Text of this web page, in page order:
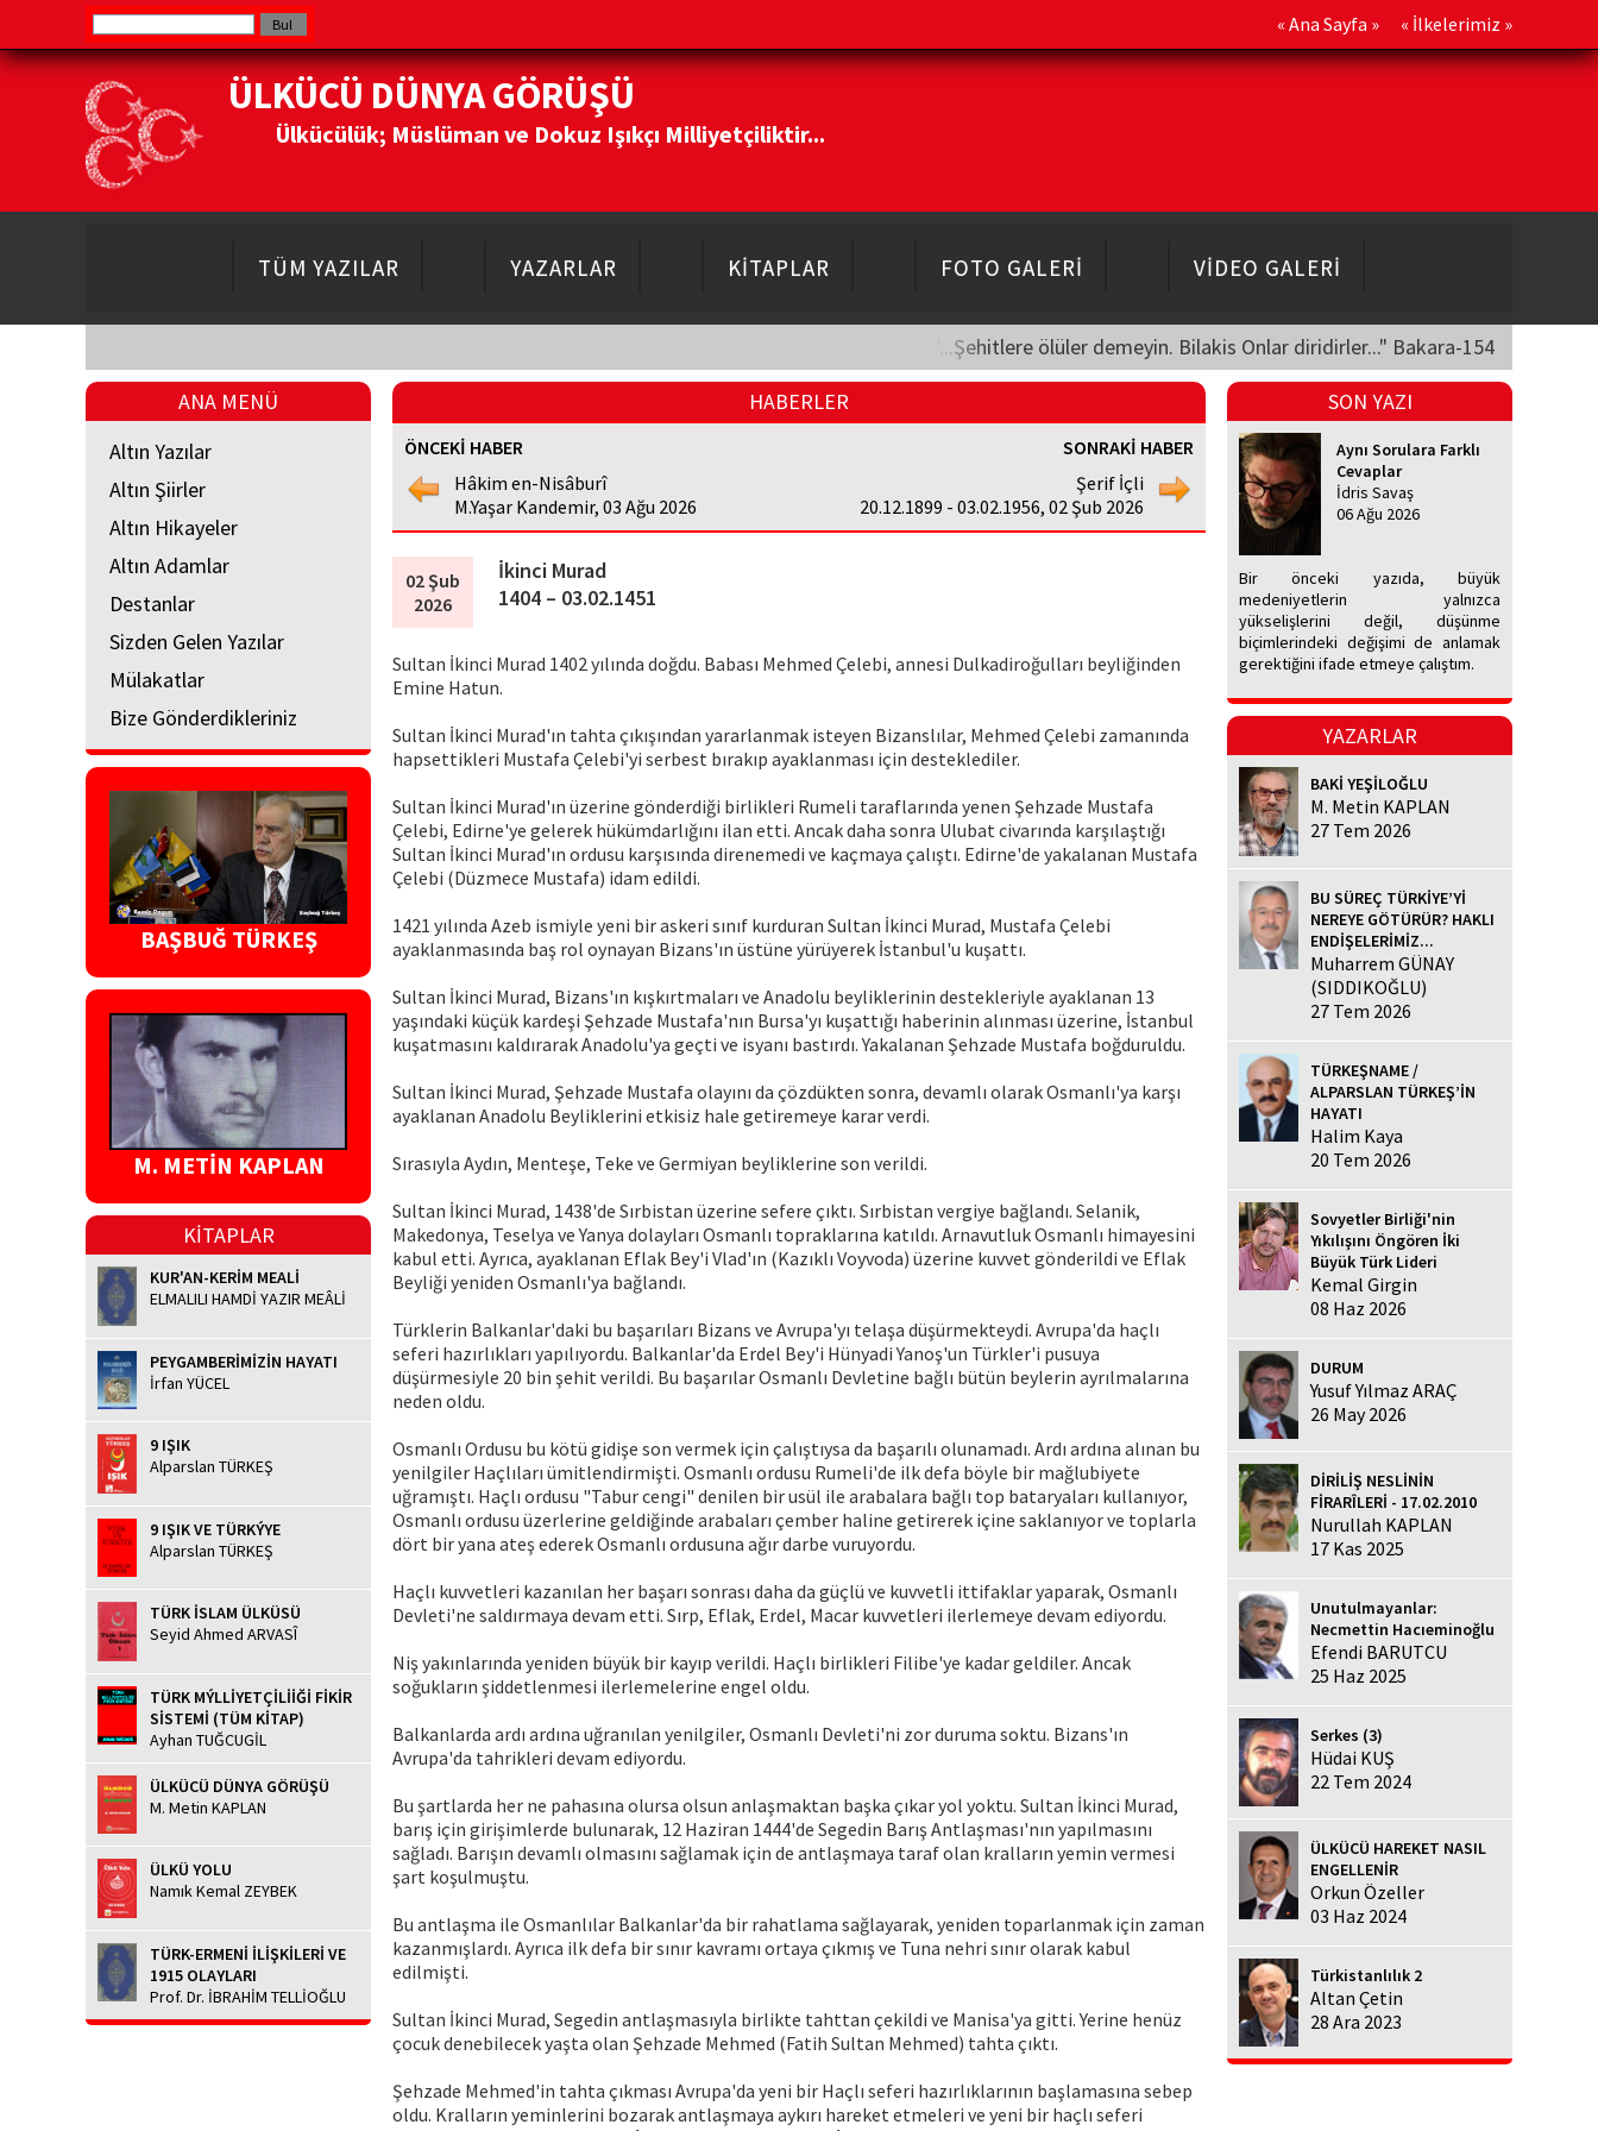
« Ana Sayfa » « İlkelerimiz »
ÜLKÜCÜ DÜNYA GÖRÜŞÜ
Ülkücülük; Müslüman ve Dokuz Işıkçı Milliyetçiliktir...
TÜM YAZILAR YAZARLAR KİTAPLAR FOTO GALERİ VİDEO GALERİ
"...Şehitlere ölüler demeyin. Bilakis Onlar diridirler..." Bakara-154
ANA MENÜ
Altın Yazılar
Altın Şiirler
Altın Hikayeler
Altın Adamlar
Destanlar
Sizden Gelen Yazılar
Mülakatlar
Bize Gönderdikleriniz
BAŞBUĞ TÜRKEŞ
M. METİN KAPLAN
KİTAPLAR
KUR'AN-KERİM MEALİ
ELMALILI HAMDİ YAZIR MEÂLİ
PEYGAMBERİMİZİN HAYATI
İrfan YÜCEL
9 IŞIK
Alparslan TÜRKEŞ
9 IŞIK VE TÜRKÝYE
Alparslan TÜRKEŞ
TÜRK İSLAM ÜLKÜSÜ
Seyid Ahmed ARVASÎ
TÜRK MÝLLİYETÇİLİİĞİ FİKİR
SİSTEMİ (TÜM KİTAP)
Ayhan TUĞCUGİL
ÜLKÜCÜ DÜNYA GÖRÜŞÜ
M. Metin KAPLAN
ÜLKÜ YOLU
Namık Kemal ZEYBEK
TÜRK-ERMENİ İLİŞKİLERİ VE
1915 OLAYLARI
Prof. Dr. İBRAHİM TELLİOĞLU
HABERLER
ÖNCEKİ HABER
Hâkim en-Nisâburî
M.Yaşar Kandemir, 03 Ağu 2026
SONRAKİ HABER
Şerif İçli
20.12.1899 - 03.02.1956, 02 Şub 2026
02 Şub
2026
İkinci Murad
1404 – 03.02.1451
Sultan İkinci Murad 1402 yılında doğdu. Babası Mehmed Çelebi, annesi Dulkadiroğulları beyliğinden
Emine Hatun.
Sultan İkinci Murad'ın tahta çıkışından yararlanmak isteyen Bizanslılar, Mehmed Çelebi zamanında
hapsettikleri Mustafa Çelebi'yi serbest bırakıp ayaklanması için desteklediler.
Sultan İkinci Murad'ın üzerine gönderdiği birlikleri Rumeli taraflarında yenen Şehzade Mustafa
Çelebi, Edirne'ye gelerek hükümdarlığını ilan etti. Ancak daha sonra Ulubat civarında karşılaştığı
Sultan İkinci Murad'ın ordusu karşısında direnemedi ve kaçmaya çalıştı. Edirne'de yakalanan Mustafa
Çelebi (Düzmece Mustafa) idam edildi.
1421 yılında Azeb ismiyle yeni bir askeri sınıf kurduran Sultan İkinci Murad, Mustafa Çelebi
ayaklanmasında baş rol oynayan Bizans'ın üstüne yürüyerek İstanbul'u kuşattı.
Sultan İkinci Murad, Bizans'ın kışkırtmaları ve Anadolu beyliklerinin destekleriyle ayaklanan 13
yaşındaki küçük kardeşi Şehzade Mustafa'nın Bursa'yı kuşattığı haberinin alınması üzerine, İstanbul
kuşatmasını kaldırarak Anadolu'ya geçti ve isyanı bastırdı. Yakalanan Şehzade Mustafa boğduruldu.
Sultan İkinci Murad, Şehzade Mustafa olayını da çözdükten sonra, devamlı olarak Osmanlı'ya karşı
ayaklanan Anadolu Beyliklerini etkisiz hale getiremeye karar verdi.
Sırasıyla Aydın, Menteşe, Teke ve Germiyan beyliklerine son verildi.
Sultan İkinci Murad, 1438'de Sırbistan üzerine sefere çıktı. Sırbistan vergiye bağlandı. Selanik,
Makedonya, Teselya ve Yanya dolayları Osmanlı topraklarına katıldı. Arnavutluk Osmanlı himayesini
kabul etti. Ayrıca, ayaklanan Eflak Bey'i Vlad'ın (Kazıklı Voyvoda) üzerine kuvvet gönderildi ve Eflak
Beyliği yeniden Osmanlı'ya bağlandı.
Türklerin Balkanlar'daki bu başarıları Bizans ve Avrupa'yı telaşa düşürmekteydi. Avrupa'da haçlı
seferi hazırlıkları yapılıyordu. Balkanlar'da Erdel Bey'i Hünyadi Yanoş'un Türkler'i pusuya
düşürmesiyle 20 bin şehit verildi. Bu başarılar Osmanlı Devletine bağlı bütün beylerin ayrılmalarına
neden oldu.
Osmanlı Ordusu bu kötü gidişe son vermek için çalıştıysa da başarılı olunamadı. Ardı ardına alınan bu
yenilgiler Haçlıları ümitlendirmişti. Osmanlı ordusu Rumeli'de ilk defa böyle bir mağlubiyete
uğramıştı. Haçlı ordusu "Tabur cengi" denilen bir usül ile arabalara bağlı top bataryaları kullanıyor,
Osmanlı ordusu üzerlerine geldiğinde arabaları çember haline getirerek içine saklanıyor ve toplarla
dört bir yana ateş ederek Osmanlı ordusuna ağır darbe vuruyordu.
Haçlı kuvvetleri kazanılan her başarı sonrası daha da güçlü ve kuvvetli ittifaklar yaparak, Osmanlı
Devleti'ne saldırmaya devam etti. Sırp, Eflak, Erdel, Macar kuvvetleri ilerlemeye devam ediyordu.
Niş yakınlarında yeniden büyük bir kayıp verildi. Haçlı birlikleri Filibe'ye kadar geldiler. Ancak
soğukların şiddetlenmesi ilerlemelerine engel oldu.
Balkanlarda ardı ardına uğranılan yenilgiler, Osmanlı Devleti'ni zor duruma soktu. Bizans'ın
Avrupa'da tahrikleri devam ediyordu.
Bu şartlarda her ne pahasına olursa olsun anlaşmaktan başka çıkar yol yoktu. Sultan İkinci Murad,
barış için girişimlerde bulunarak, 12 Haziran 1444'de Segedin Barış Antlaşması'nın yapılmasını
sağladı. Barışın devamlı olmasını sağlamak için de antlaşmaya taraf olan kralların yemin vermesi
şart koşulmuştu.
Bu antlaşma ile Osmanlılar Balkanlar'da bir rahatlama sağlayarak, yeniden toparlanmak için zaman
kazanmışlardı. Ayrıca ilk defa bir sınır kavramı ortaya çıkmış ve Tuna nehri sınır olarak kabul
edilmişti.
Sultan İkinci Murad, Segedin antlaşmasıyla birlikte tahttan çekildi ve Manisa'ya gitti. Yerine henüz
çocuk denebilecek yaşta olan Şehzade Mehmed (Fatih Sultan Mehmed) tahta çıktı.
Şehzade Mehmed'in tahta çıkması Avrupa'da yeni bir Haçlı seferi hazırlıklarının başlamasına sebep
oldu. Kralların yeminlerini bozarak antlaşmaya aykırı hareket etmeleri ve yeni bir haçlı seferi
SON YAZI
Aynı Sorulara Farklı
Cevaplar
İdris Savaş
06 Ağu 2026
Bir önceki yazıda, büyük
medeniyetlerin yalnızca
yükselişlerini değil, düşünme
biçimlerindeki değişimi de anlamak
gerektiğini ifade etmeye çalıştım.
YAZARLAR
BAKİ YEŞİLOĞLU
M. Metin KAPLAN
27 Tem 2026
BU SÜREÇ TÜRKİYE’Yİ
NEREYE GÖTÜRÜR? HAKLI
ENDİŞELERİMİZ...
Muharrem GÜNAY
(SIDDIKOĞLU)
27 Tem 2026
TÜRKEŞNAME /
ALPARSLAN TÜRKEŞ’İN
HAYATI
Halim Kaya
20 Tem 2026
Sovyetler Birliği'nin
Yıkılışını Öngören İki
Büyük Türk Lideri
Kemal Girgin
08 Haz 2026
DURUM
Yusuf Yılmaz ARAÇ
26 May 2026
DİRİLİŞ NESLİNİN
FİRARÎLERİ - 17.02.2010
Nurullah KAPLAN
17 Kas 2025
Unutulmayanlar:
Necmettin Hacıeminoğlu
Efendi BARUTCU
25 Haz 2025
Serkes (3)
Hüdai KUŞ
22 Tem 2024
ÜLKÜCÜ HAREKET NASIL
ENGELLENİR
Orkun Özeller
03 Haz 2024
Türkistanlılık 2
Altan Çetin
28 Ara 2023